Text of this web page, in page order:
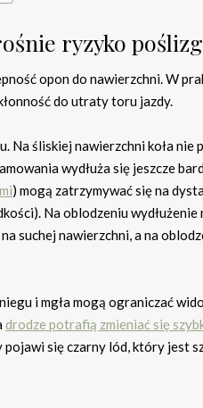
ryzyko
opon do nawierzchni. W
do utraty toru jazdy.
Na śliskiej nawierzchni koła nie
wydłuża się jeszcze
) mogą zatrzymywać się na
Na oblodzeniu wydłużenie
suchej nawierzchni, a na
i mgła mogą ograniczać
drodze potrafią zmieniać się
pojawi się czarny lód, który jest